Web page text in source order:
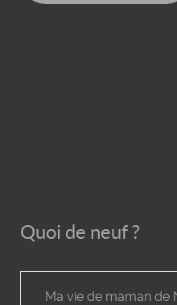
Quoi de neuf ?
Ma vie de maman de